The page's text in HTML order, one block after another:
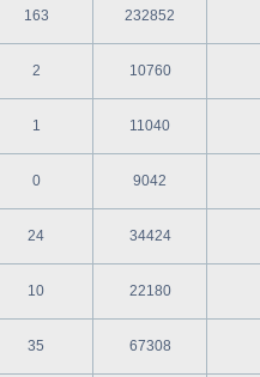
163 232852
2 10760
1 11040
0 9042
24 34424
10 22180
35 67308